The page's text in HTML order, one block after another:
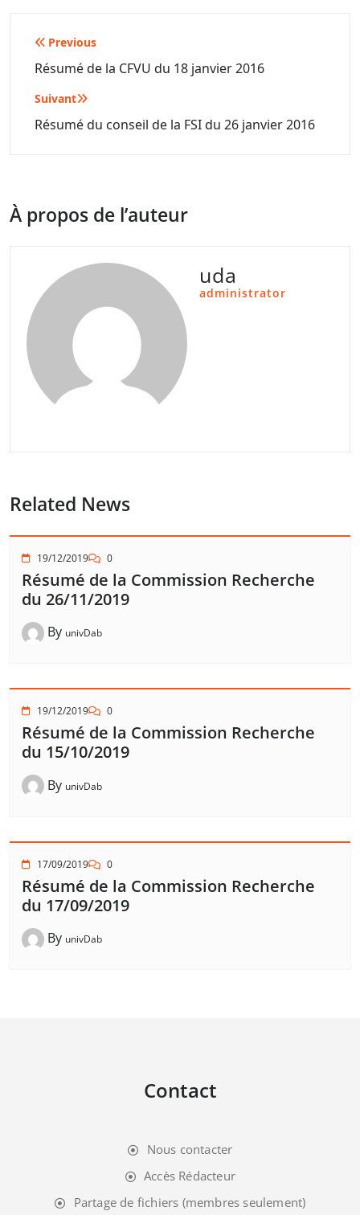
Navigation
de
l’article
Previous
Résumé de la CFVU du 18 janvier 2016
Suivant
Résumé du conseil de la FSI du 26 janvier 2016
À propos de l’auteur
uda
administrator
Related News
19/12/2019 0
Résumé de la Commission Recherche
du 26/11/2019
By univDab
19/12/2019 0
Résumé de la Commission Recherche
du 15/10/2019
By univDab
17/09/2019 0
Résumé de la Commission Recherche
du 17/09/2019
By univDab
Contact
Nous contacter
Accès Rédacteur
Partage de fichiers (membres seulement)